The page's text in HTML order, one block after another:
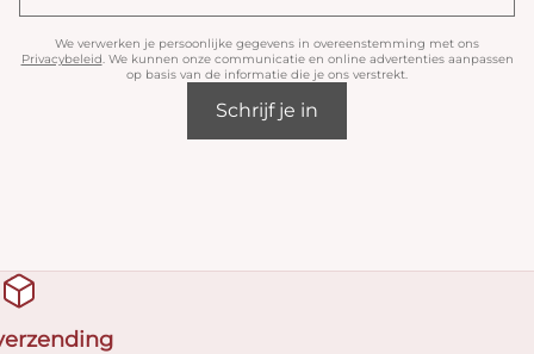
We verwerken je persoonlijke gegevens in overeenstemming met ons
Privacybeleid. We kunnen onze communicatie en online advertenties aanpassen
op basis van de informatie die je ons verstrekt.
Schrijf je in